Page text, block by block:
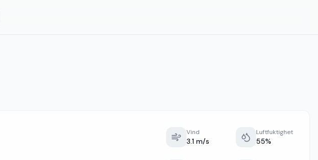
Vind
3.1 m/s
Luftfuktighet
55%